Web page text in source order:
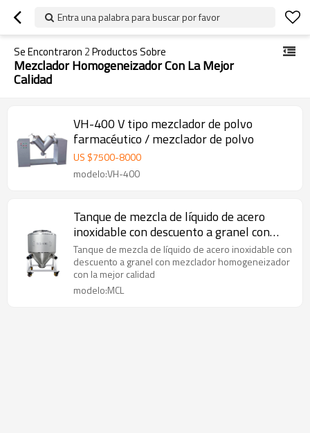
Entra una palabra para buscar por favor
Se Encontraron 2Productos Sobre
Mezclador Homogeneizador Con La Mejor
Calidad
VH-400 V tipo mezclador de polvo
farmacéutico / mezclador de polvo
US $7500-8000
modelo:VH-400
Tanque de mezcla de líquido de acero
inoxidable con descuento a granel con
mezclador homogeneizador con la mejor
calidad
Tanque de mezcla de líquido de acero inoxidable con
descuento a granel con mezclador homogeneizador
con la mejor calidad
modelo:MCL